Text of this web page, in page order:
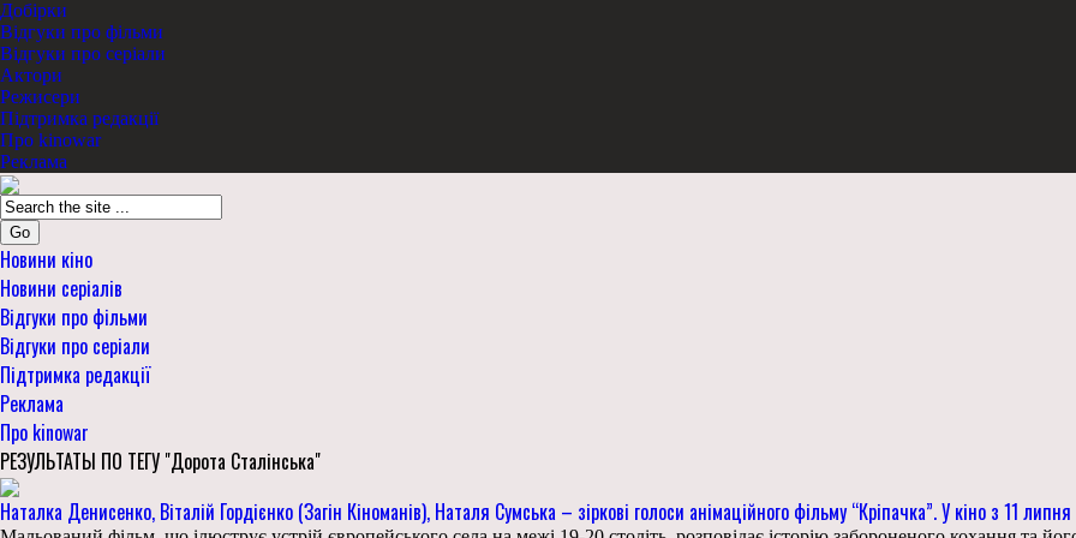
Добірки
Відгуки про фільми
Відгуки про серіали
Актори
Режисери
Підтримка редакції
Про kinowar
Реклама
Go
Новини кіно
Новини серіалів
Відгуки про фільми
Відгуки про серіали
Підтримка редакції
Реклама
Про kinowar
РЕЗУЛЬТАТЫ ПО ТЕГУ "Дорота Сталінська"
Наталка Денисенко, Віталій Гордієнко (Загін Кіноманів), Наталя Сумська – зіркові голоси анімаційного фільму “Кріпачка”. У кіно з 11 липня